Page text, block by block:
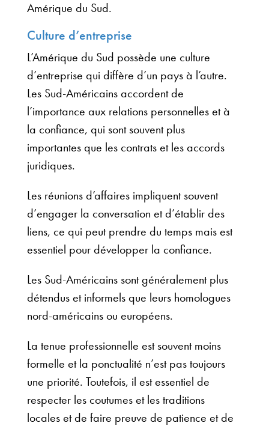
Amérique du Sud.
Culture d’entreprise
L’Amérique du Sud possède une culture
d’entreprise qui diffère d’un pays à l’autre.
Les Sud-Américains accordent de
l’importance aux relations personnelles et à
la confiance, qui sont souvent plus
importantes que les contrats et les accords
juridiques.
Les réunions d’affaires impliquent souvent
d’engager la conversation et d’établir des
liens, ce qui peut prendre du temps mais est
essentiel pour développer la confiance.
Les Sud-Américains sont généralement plus
détendus et informels que leurs homologues
nord-américains ou européens.
La tenue professionnelle est souvent moins
formelle et la ponctualité n’est pas toujours
une priorité. Toutefois, il est essentiel de
respecter les coutumes et les traditions
locales et de faire preuve de patience et de